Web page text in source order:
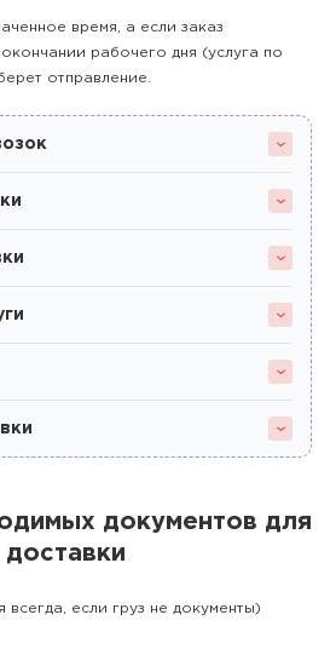
время, а если заказ
рабочего дня (услуга по
отправление.
документов для
доставки
всегда, если груз не документы)